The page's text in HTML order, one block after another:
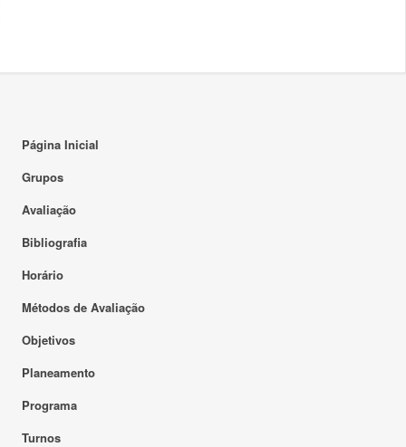
Página Inicial
Grupos
Avaliação
Bibliografia
Horário
Métodos de Avaliação
Objetivos
Planeamento
Programa
Turnos